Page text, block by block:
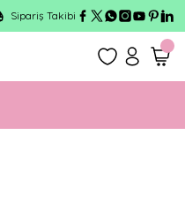
Sipariş Takibi